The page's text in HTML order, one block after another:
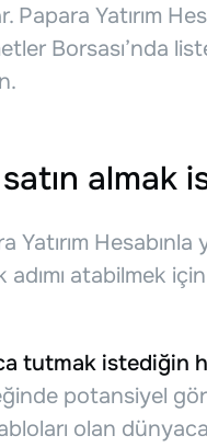
Papara Yatırım
Borsası’nda
almak
Yatırım
atabilmek
tutmak istediğin
potansiyel
olan